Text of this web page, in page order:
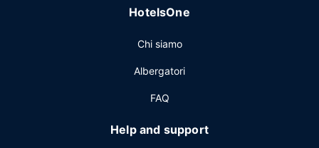
HotelsOne
Chi siamo
Albergatori
FAQ
Help and support